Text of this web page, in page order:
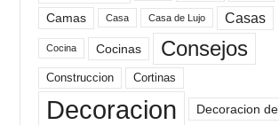
Camas Casa Casa de Lujo Casas
Cocina Cocinas Consejos
Construccion Cortinas
Decoracion Decoracion de